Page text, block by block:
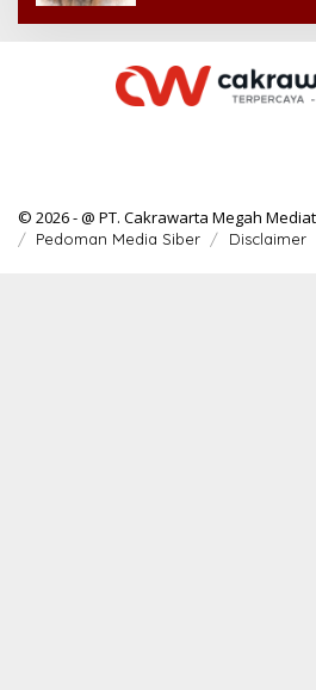
© 2026 - @ PT. Cakrawarta Megah
Pedoman Media Siber Disclaimer